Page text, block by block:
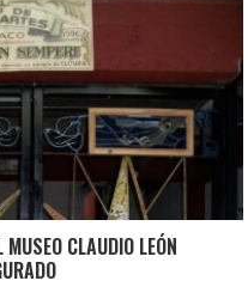
CLAUDIO LEÓN